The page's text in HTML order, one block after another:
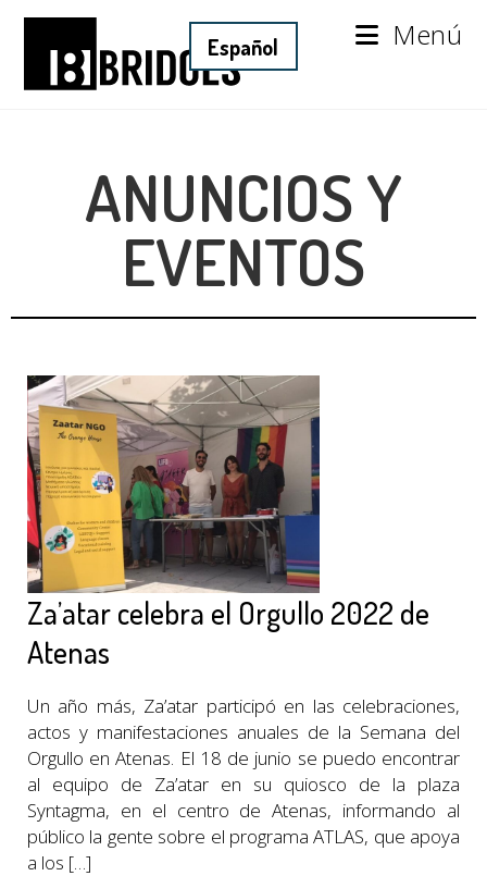
Menú
ANUNCIOS Y
EVENTOS
Za’atar celebra el Orgullo 2022 de
Atenas
Un año más, Za’atar participó en las celebraciones,
actos y manifestaciones anuales de la Semana del
Orgullo en Atenas. El 18 de junio se puedo encontrar
al equipo de Za’atar en su quiosco de la plaza
Syntagma, en el centro de Atenas, informando al
público la gente sobre el programa ATLAS, que apoya
a los […]